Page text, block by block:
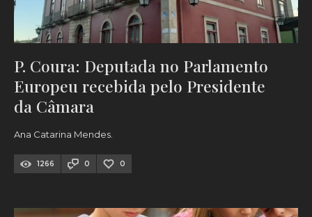
P. Coura: Deputada no Parlamento
Europeu recebida pelo Presidente
da Câmara
Ana Catarina Mendes.
1266 0 0